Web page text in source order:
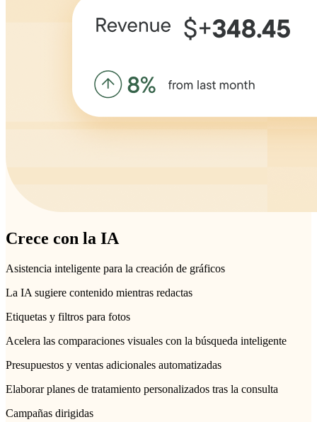
Crece con la IA
Asistencia inteligente para la creación de gráficos
La IA sugiere contenido mientras redactas
Etiquetas y filtros para fotos
Acelera las comparaciones visuales con la búsqueda inteligente
Presupuestos y ventas adicionales automatizadas
Elaborar planes de tratamiento personalizados tras la consulta
Campañas dirigidas